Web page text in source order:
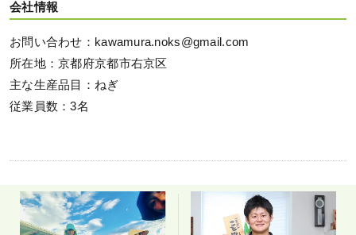
会社情報
お問い合わせ：kawamura.noks@gmail.com
所在地：京都府京都市右京区
主な生産品目：ねぎ
従業員数：3名